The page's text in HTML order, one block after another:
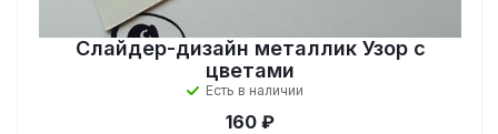
Слайдер-дизайн металлик Узор с
цветами
Есть в наличии
160 ₽